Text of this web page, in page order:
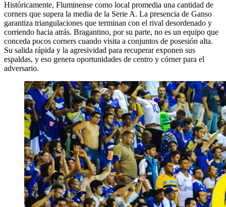
Históricamente, Fluminense como local promedia una cantidad de
corners que supera la media de la Serie A. La presencia de Ganso
garantiza triangulaciones que terminan con el rival desordenado y
corriendo hacia atrás. Bragantino, por su parte, no es un equipo que
conceda pocos corners cuando visita a conjuntos de posesión alta.
Su salida rápida y la agresividad para recuperar exponen sus
espaldas, y eso genera oportunidades de centro y córner para el
adversario.